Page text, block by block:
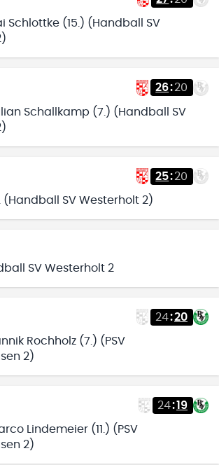
Schlottke (15.) (Handball SV
26:20
Schallkamp (7.) (Handball SV
25:20
(Handball SV Westerholt 2)
SV Westerholt 2
24:20
Rochholz (7.) (PSV
2)
24:19
Lindemeier (11.) (PSV
2)